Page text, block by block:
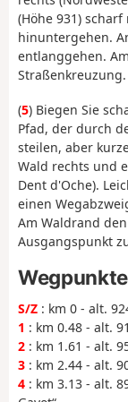
(Höhe 931)
hinuntergehen.
entlanggehen.
Straßenkreuzung.
(5) Biegen Sie
Pfad, der durch
steilen, aber
Wald rechts und
Dent d'Oche).
einen
Am Waldrand
Ausgangspunkt
Wegpunkte
S/Z : km 0 - alt.
1 : km 0.48 - alt.
2 : km 1.61 - alt.
3 : km 2.44 - alt.
4 : km 3.13 - alt.